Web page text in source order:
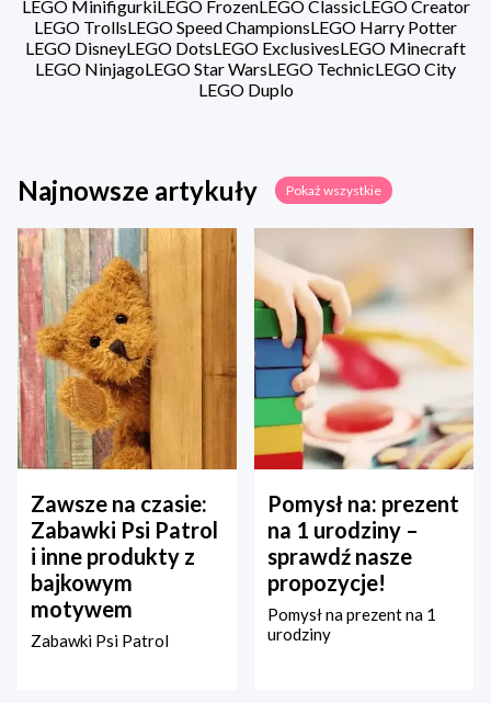
LEGO MinifigurkiLEGO FrozenLEGO ClassicLEGO Creator
LEGO TrollsLEGO Speed ChampionsLEGO Harry Potter
LEGO DisneyLEGO DotsLEGO ExclusivesLEGO Minecraft
LEGO NinjagoLEGO Star WarsLEGO TechnicLEGO City
LEGO Duplo
Najnowsze artykuły Pokaż wszystkie
Zawsze na czasie:
Zabawki Psi Patrol
i inne produkty z
bajkowym
motywem
Zabawki Psi Patrol
Pomysł na: prezent
na 1 urodziny –
sprawdź nasze
propozycje!
Pomysł na prezent na 1
urodziny